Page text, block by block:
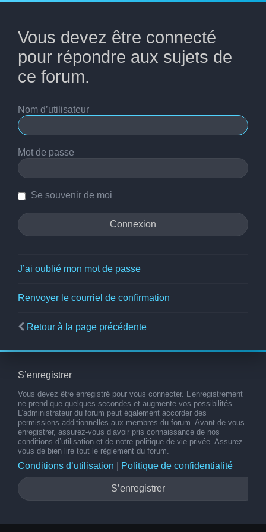
Vous devez être connecté
pour répondre aux sujets de
ce forum.
Nom d’utilisateur
Mot de passe
Se souvenir de moi
J’ai oublié mon mot de passe
Renvoyer le courriel de confirmation
Retour à la page précédente
S’enregistrer
Vous devez être enregistré pour vous connecter. L’enregistrement
ne prend que quelques secondes et augmente vos possibilités.
L’administrateur du forum peut également accorder des
permissions additionnelles aux membres du forum. Avant de vous
enregistrer, assurez-vous d’avoir pris connaissance de nos
conditions d’utilisation et de notre politique de vie privée. Assurez-
vous de bien lire tout le règlement du forum.
Conditions d’utilisation Politique de confidentialité
S’enregistrer